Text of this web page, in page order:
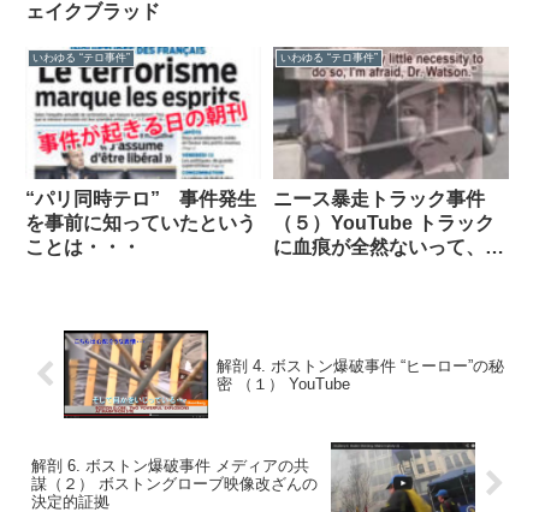
ェイクブラッド
いわゆる “テロ事件”
“パリ同時テロ” 事件発生
を事前に知っていたという
ことは・・・
いわゆる “テロ事件”
ニース暴走トラック事件
（５）YouTube トラック
に血痕が全然ないって、ど
解剖 4. ボストン爆破事件 “ヒーロー”の秘
密 （１） YouTube
解剖 6. ボストン爆破事件 メディアの共
謀（２） ボストングローブ映像改ざんの
決定的証拠